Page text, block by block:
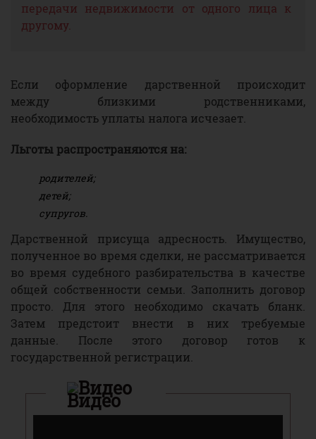
передачи недвижимости от одного лица к
другому.
Если оформление дарственной происходит
между близкими родственниками,
необходимость уплаты налога исчезает.
Льготы распространяются на:
родителей;
детей;
супругов.
Дарственной присуща адресность. Имущество,
полученное во время сделки, не рассматривается
во время судебного разбирательства в качестве
общей собственности семьи. Заполнить договор
просто. Для этого необходимо скачать бланк.
Затем предстоит внести в них требуемые
данные. После этого договор готов к
государственной регистрации.
Видео